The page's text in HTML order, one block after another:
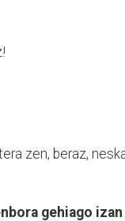
zen, beraz,
gehiago izan